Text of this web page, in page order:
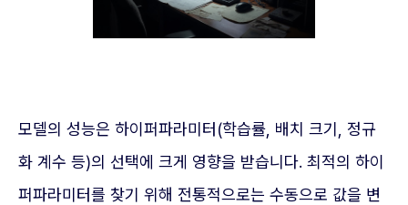
모델의 성능은 하이퍼파라미터(학습률, 배치 크기, 정규
화 계수 등)의 선택에 크게 영향을 받습니다. 최적의 하이
퍼파라미터를 찾기 위해 전통적으로는 수동으로 값을 변